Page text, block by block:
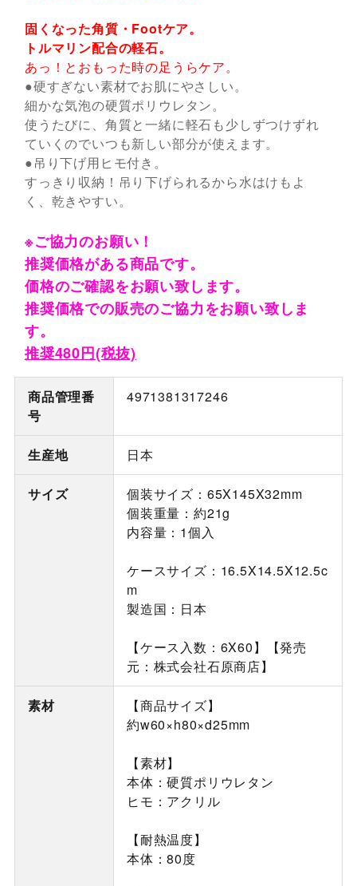
固くなった角質・Footケア。
トルマリン配合の軽石。
あっ！とおもった時の足うらケア。
●硬すぎない素材でお肌にやさしい。
細かな気泡の硬質ポリウレタン。
使うたびに、角質と一緒に軽石も少しずつけずれ
ていくのでいつも新しい部分が使えます。
●吊り下げ用ヒモ付き。
すっきり収納！吊り下げられるから水はけもよ
く、乾きやすい。
※ご協力のお願い！
推奨価格がある商品です。
価格のご確認をお願い致します。
推奨価格での販売のご協力をお願い致しま
す。
推奨480円(税抜)
商品管理番
号
4971381317246
生産地 日本
サイズ
個装サイズ：65X145X32mm
個装重量：約21g
内容量：1個入
ケースサイズ：16.5X14.5X12.5c
m
製造国：日本
【ケース入数：6X60】【発売
元：株式会社石原商店】
素材
【商品サイズ】
約w60×h80×d25mm
【素材】
本体：硬質ポリウレタン
ヒモ：アクリル
【耐熱温度】
本体：80度